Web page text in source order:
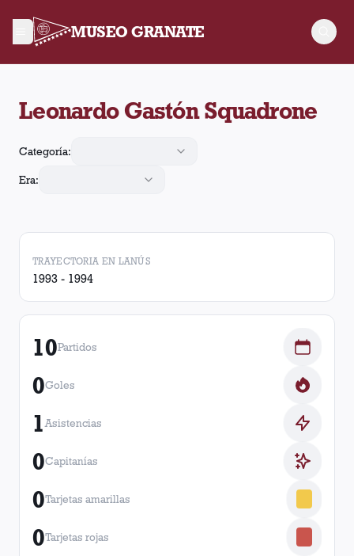
MUSEO GRANATE
Leonardo Gastón Squadrone
Categoría:
Era:
TRAYECTORIA EN LANÚS
1993 - 1994
10Partidos
0Goles
1Asistencias
0Capitanías
0Tarjetas amarillas
0Tarjetas rojas